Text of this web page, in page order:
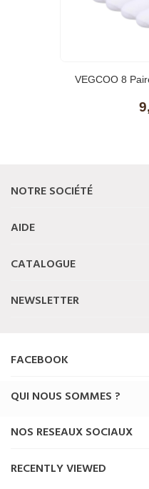
VEGCOO 8
Basses
NOTRE SOCIÉTÉ
AIDE
CATALOGUE
NEWSLETTER
FACEBOOK
QUI NOUS SOMMES ?
NOS RESEAUX SOCIAUX
RECENTLY VIEWED